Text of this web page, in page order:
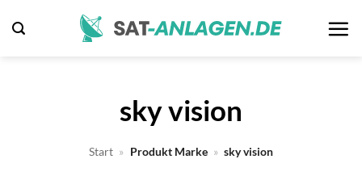
Inhalt
sky vision
Start » Produkt Marke » sky vision